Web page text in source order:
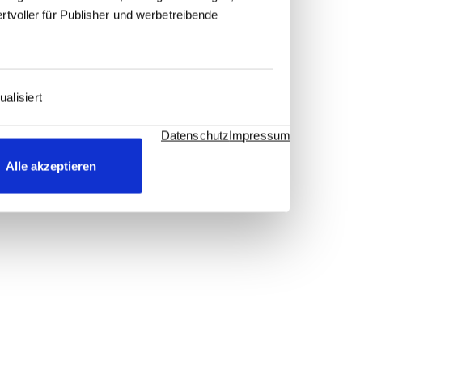
für Publisher und werbetreibende
Alle akzeptieren
DatenschutzImpressum